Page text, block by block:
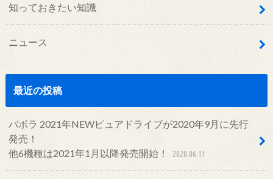
知っておきたい知識
ニュース
最近の投稿
バボラ 2021年NEWピュアドライブが2020年9月に先行
発売！
他6機種は2021年1月以降発売開始！
2020.06.11